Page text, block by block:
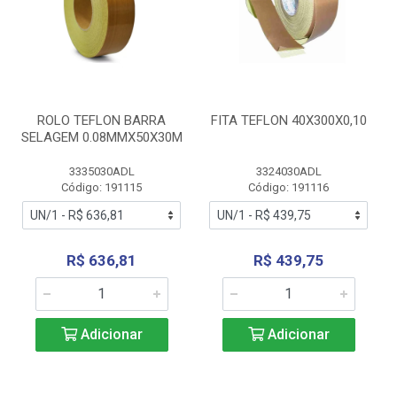
ROLO TEFLON BARRA
SELAGEM 0.08MMX50X30M
3335030ADL
Código: 191115
R$ 636,81
Adicionar
FITA TEFLON 40X300X0,10
3324030ADL
Código: 191116
R$ 439,75
Adicionar